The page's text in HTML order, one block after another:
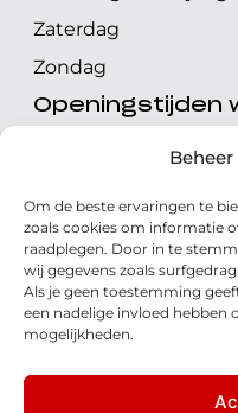
Om de beste ervaringen te
zoals cookies om informatie
raadplegen. Door in te
wij gegevens zoals
Als je geen toestemming
een nadelige invloed hebben
mogelijkheden.
Zaterdag
Zondag
Openingstijden
Maandag t/m vrijdag
Zondag
Volg ons